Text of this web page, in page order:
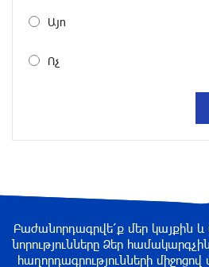
избежать
На автодороге Ереван-
Այո
Ոչ
Բաժանորդագրվե՛ք մեր կայքին
նորությունները Ձեր
հաղորդագրությունների միջոցով